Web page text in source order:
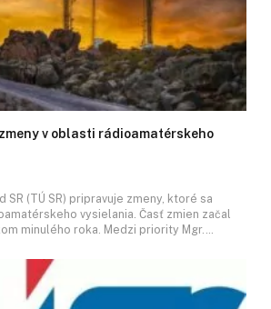
v oblasti rádioamatérskeho
SR (TÚ SR) pripravuje zmeny, ktoré sa
vysielania. Časť zmien začal
minulého roka. Medzi priority Mgr.…